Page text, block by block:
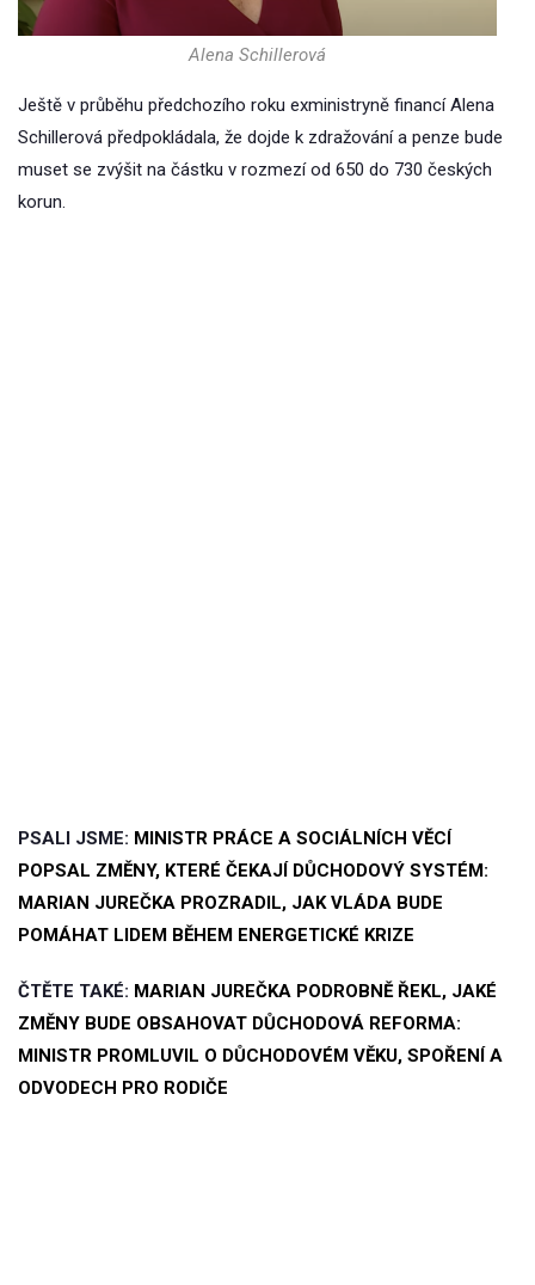
Alena Schillerová
Ještě v průběhu předchozího roku exministryně financí Alena
Schillerová předpokládala, že dojde k zdražování a penze bude
muset se zvýšit na částku v rozmezí od 650 do 730 českých
korun.
PSALI JSME: MINISTR PRÁCE A SOCIÁLNÍCH VĚCÍ
POPSAL ZMĚNY, KTERÉ ČEKAJÍ DŮCHODOVÝ SYSTÉM:
MARIAN JUREČKA PROZRADIL, JAK VLÁDA BUDE
POMÁHAT LIDEM BĚHEM ENERGETICKÉ KRIZE
ČTĚTE TAKÉ: MARIAN JUREČKA PODROBNĚ ŘEKL, JAKÉ
ZMĚNY BUDE OBSAHOVAT DŮCHODOVÁ REFORMA:
MINISTR PROMLUVIL O DŮCHODOVÉM VĚKU, SPOŘENÍ A
ODVODECH PRO RODIČE